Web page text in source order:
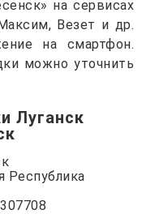
на сервисах
Везет и др.
на смартфон.
можно уточнить
Луганск
Республика